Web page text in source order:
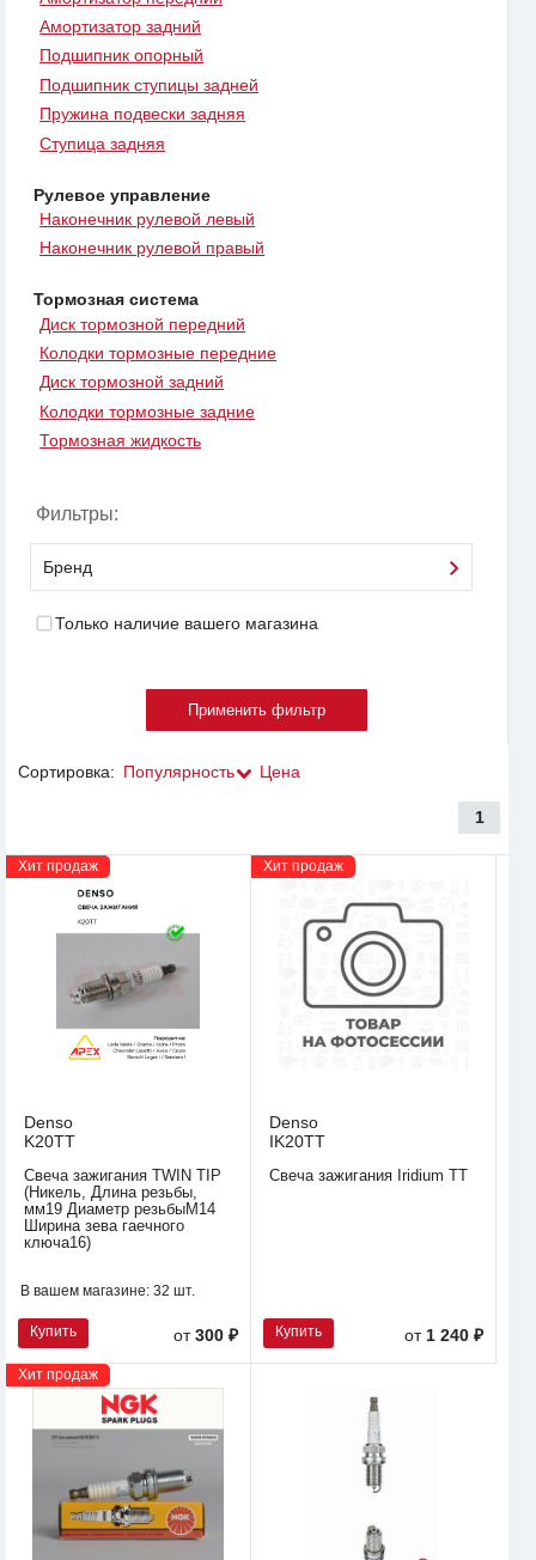
Амортизатор задний
Подшипник опорный
Подшипник ступицы задней
Пружина подвески задняя
Ступица задняя
Рулевое управление
Наконечник рулевой левый
Наконечник рулевой правый
Тормозная система
Диск тормозной передний
Колодки тормозные передние
Диск тормозной задний
Колодки тормозные задние
Тормозная жидкость
Фильтры:
Бренд
Только наличие вашего магазина
Сортировка: Популярность Цена
1
Хит продаж
Denso
K20TT
Свеча зажигания TWIN TIP
(Никель, Длина резьбы,
мм19 Диаметр резьбыM14
Ширина зева гаечного
ключа16)
В вашем магазине: 32 шт.
Купить от300 ₽
Хит продаж
Denso
IK20TT
Свеча зажигания Iridium TT
Купить от 1 240 ₽
Хит продаж